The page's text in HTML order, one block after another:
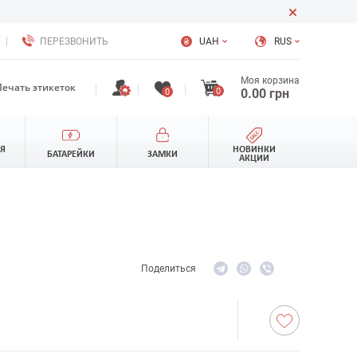
ПЕРЕЗВОНИТЬ UAH RUS
0 0
Моя корзина
0.00 грн
этикеток
БАТАРЕЙКИ ЗАМКИ
НОВИНКИ
АКЦИИ
Поделиться